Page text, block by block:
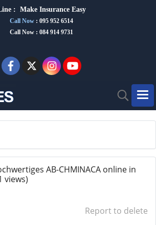
: Make Insurance Easy
Call Now : 095 952 6514
Call Now : 084 914 9731
AB-CHMINACA online in
views)
Report to delete